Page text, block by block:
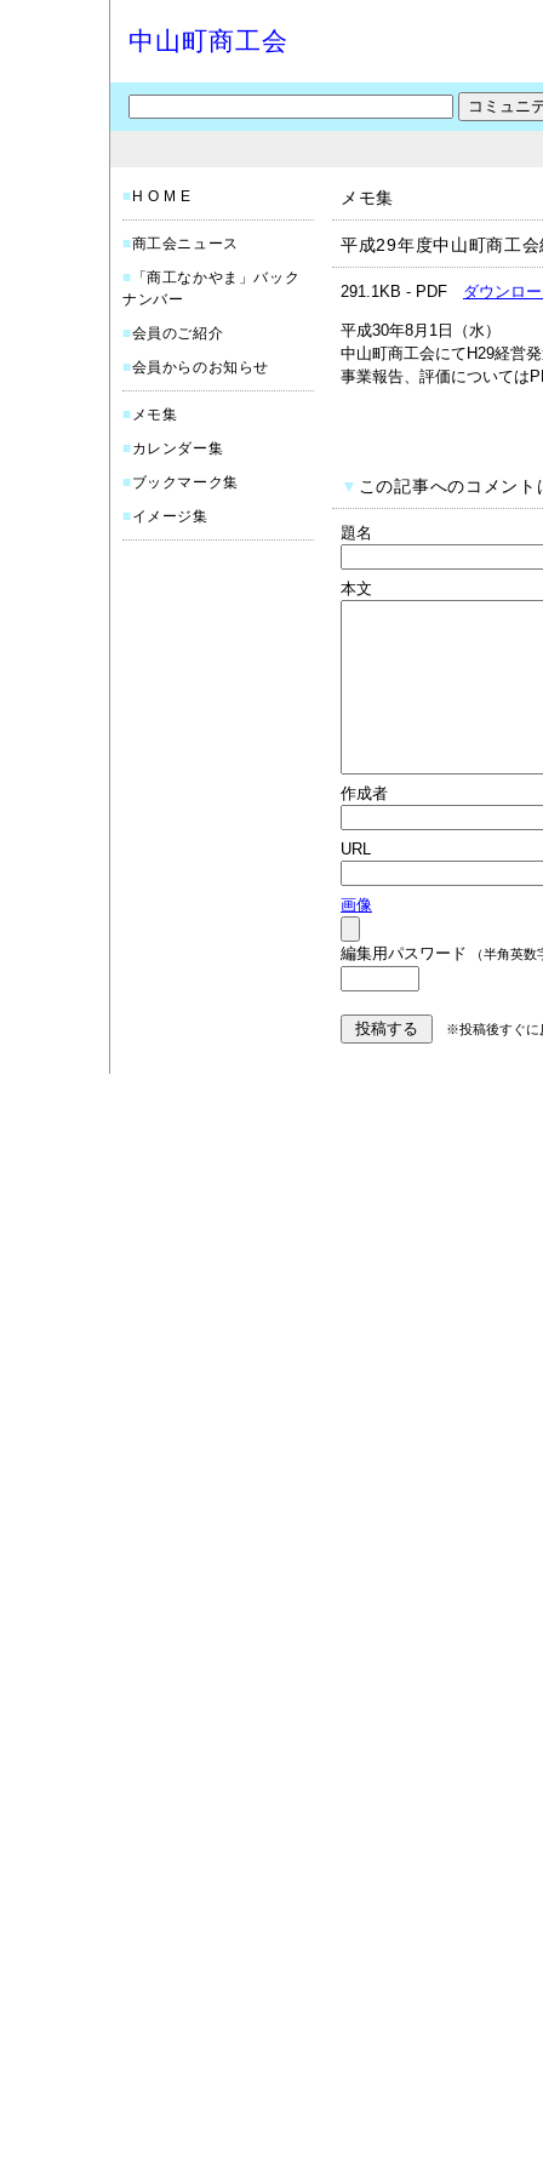
中山町商工会
■ H O M E
■商工会ニュース
■ 「商工なかやま」バック
ナンバー
■会員のご紹介
■会員からのお知らせ
■ メモ集
■カレンダー集
■ブックマーク集
■イメージ集
メモ集
平成29年度中山町商工
291.1KB - PDF ダウンロ
平成30年8月1日（水）
中山町商工会にてH29経営
事業報告、評価については
▼ この記事へのコメント
題名
本文
作成者
URL
画像
編集用パスワード （半角英数
※投稿後すぐに